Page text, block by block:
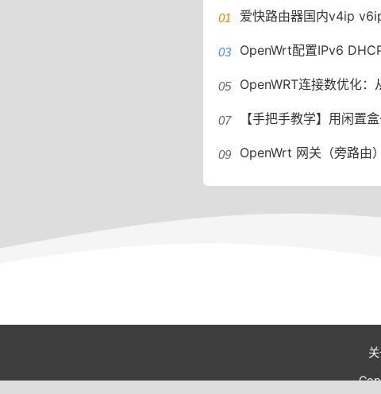
爱快路由器国内v4ip v6ip黑名单可直接导
OpenWrt配置IPv6 DHCP教程
OpenWRT连接数优化：从5000+
【手把手教学】用闲置盒子打造家庭网络加速
OpenWrt 网关（旁路由）模式设置 小白必备教